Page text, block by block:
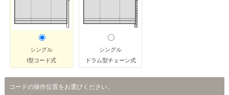
シングル
I型コード式
シングル
ドラム型チェーン式
コードの操作位置をお選びください。